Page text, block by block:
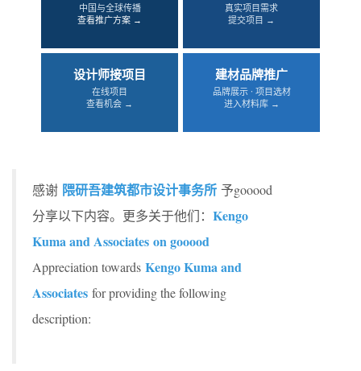
中国与全球传播
查看推广方案 →
真实项目需求
提交项目 →
设计师接项目
在线项目
查看机会 →
建材品牌推广
品牌展示 · 项目选材
进入材料库 →
感谢 隈研吾建筑都市设计事务所 予gooood
分享以下内容。更多关于他们： Kengo
Kuma and Associates on gooood
Appreciation towards Kengo Kuma and
Associates for providing the following
description: